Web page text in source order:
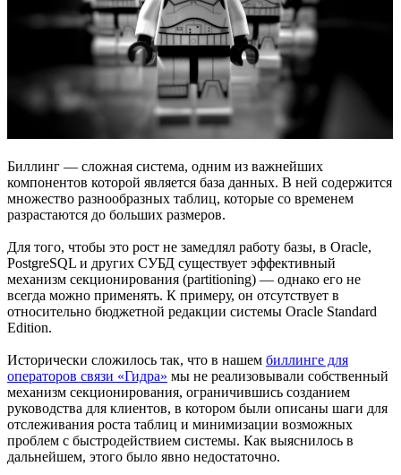
Биллинг — сложная система, одним из важнейших
компонентов которой является база данных. В ней содержится
множество разнообразных таблиц, которые со временем
разрастаются до больших размеров.
Для того, чтобы это рост не замедлял работу базы, в Oracle,
PostgreSQL и других СУБД существует эффективный
механизм секционирования (partitioning) — однако его не
всегда можно применять. К примеру, он отсутствует в
относительно бюджетной редакции системы Oracle Standard
Edition.
Исторически сложилось так, что в нашем биллинге для
операторов связи «Гидра» мы не реализовывали собственный
механизм секционирования, ограничившись созданием
руководства для клиентов, в котором были описаны шаги для
отслеживания роста таблиц и минимизации возможных
проблем с быстродействием системы. Как выяснилось в
дальнейшем, этого было явно недостаточно.